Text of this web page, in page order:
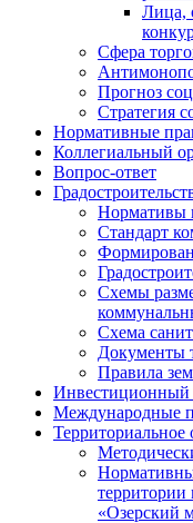
Лица,
Сфера
Прогноз
Стратегия
Нормативные
Коллегиальный
Вопрос-ответ
Нормативы
Стандарт
Схемы
Схема
Документы
Правила
Инвестиционный
Международные
Территориальное
территории
«Озерский